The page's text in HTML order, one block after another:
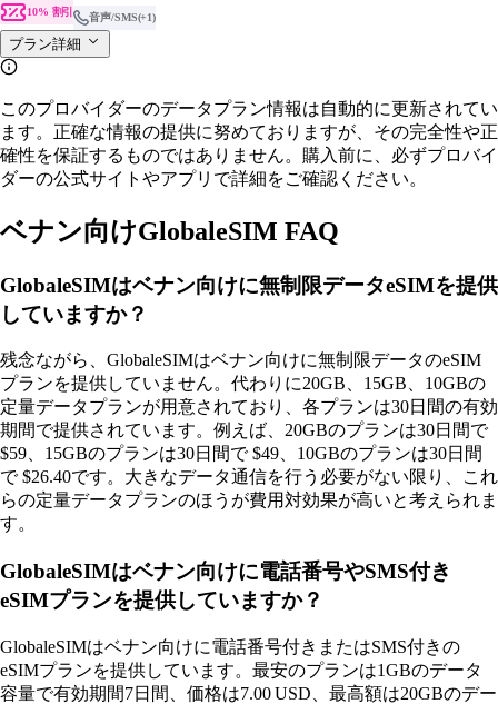
10% 割引 音声/SMS(+1)
プラン詳細
このプロバイダーのデータプラン情報は自動的に更新されてい
ます。正確な情報の提供に努めておりますが、その完全性や正
確性を保証するものではありません。購入前に、必ずプロバイ
ダーの公式サイトやアプリで詳細をご確認ください。
ベナン向けGlobaleSIM FAQ
GlobaleSIMはベナン向けに無制限データeSIMを提供
していますか？
残念ながら、GlobaleSIMはベナン向けに無制限データのeSIM
プランを提供していません。代わりに20GB、15GB、10GBの
定量データプランが用意されており、各プランは30日間の有効
期間で提供されています。例えば、20GBのプランは30日間で
$59、15GBのプランは30日間で $49、10GBのプランは30日間
で $26.40です。大きなデータ通信を行う必要がない限り、これ
らの定量データプランのほうが費用対効果が高いと考えられま
す。
GlobaleSIMはベナン向けに電話番号やSMS付き
eSIMプランを提供していますか？
GlobaleSIMはベナン向けに電話番号付きまたはSMS付きの
eSIMプランを提供しています。最安のプランは1GBのデータ
容量で有効期間7日間、価格は7.00 USD、最高額は20GBのデー